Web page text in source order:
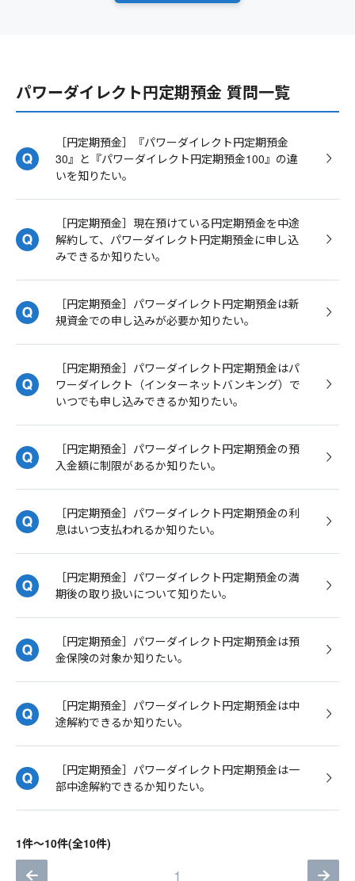
パワーダイレクト円定期預金 質問一覧
［円定期預金］『パワーダイレクト円定期預金
30』と『パワーダイレクト円定期預金100』の違
いを知りたい。
［円定期預金］現在預けている円定期預金を中途
解約して、パワーダイレクト円定期預金に申し込
みできるか知りたい。
［円定期預金］パワーダイレクト円定期預金は新
規資金での申し込みが必要か知りたい。
［円定期預金］パワーダイレクト円定期預金はパ
ワーダイレクト（インターネットバンキング）で
いつでも申し込みできるか知りたい。
［円定期預金］パワーダイレクト円定期預金の預
入金額に制限があるか知りたい。
［円定期預金］パワーダイレクト円定期預金の利
息はいつ支払われるか知りたい。
［円定期預金］パワーダイレクト円定期預金の満
期後の取り扱いについて知りたい。
［円定期預金］パワーダイレクト円定期預金は預
金保険の対象か知りたい。
［円定期預金］パワーダイレクト円定期預金は中
途解約できるか知りたい。
［円定期預金］パワーダイレクト円定期預金は一
部中途解約できるか知りたい。
1件～10件(全10件)
1